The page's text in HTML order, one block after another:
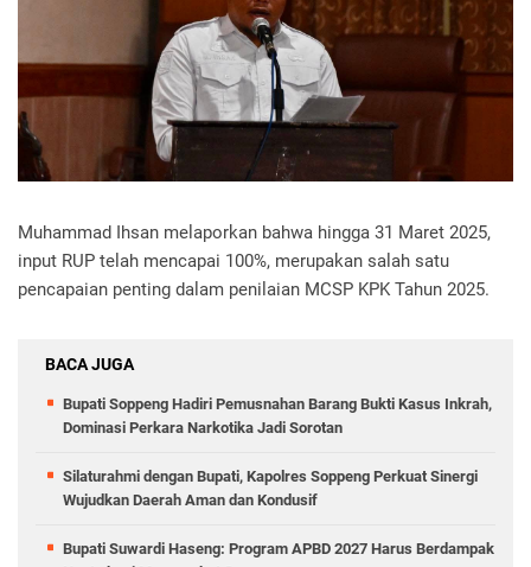
Muhammad Ihsan melaporkan bahwa hingga 31 Maret 2025,
input RUP telah mencapai 100%, merupakan salah satu
pencapaian penting dalam penilaian MCSP KPK Tahun 2025.
BACA JUGA
Bupati Soppeng Hadiri Pemusnahan Barang Bukti Kasus Inkrah,
Dominasi Perkara Narkotika Jadi Sorotan
Silaturahmi dengan Bupati, Kapolres Soppeng Perkuat Sinergi
Wujudkan Daerah Aman dan Kondusif
Bupati Suwardi Haseng: Program APBD 2027 Harus Berdampak